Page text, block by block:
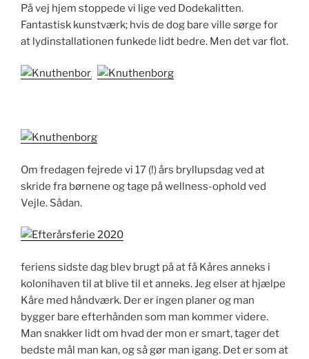
På vej hjem stoppede vi lige ved Dodekalitten.
Fantastisk kunstværk; hvis de dog bare ville sørge for
at lydinstallationen funkede lidt bedre. Men det var flot.
Om fredagen fejrede vi 17 (!) års bryllupsdag ved at
skride fra børnene og tage på wellness-ophold ved
Vejle. Sådan.
feriens sidste dag blev brugt på at få Kåres anneks i
kolonihaven til at blive til et anneks. Jeg elser at hjælpe
Kåre med håndværk. Der er ingen planer og man
bygger bare efterhånden som man kommer videre.
Man snakker lidt om hvad der mon er smart, tager det
bedste mål man kan, og så gør man igang. Det er som at